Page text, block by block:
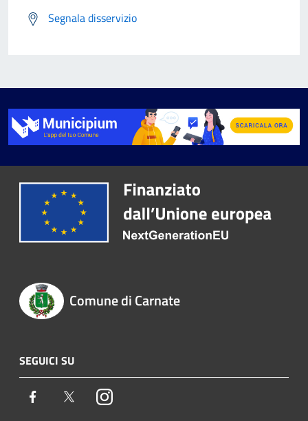
Segnala disservizio
Comune di Carnate
SEGUICI SU
Facebook TwitterInstagram